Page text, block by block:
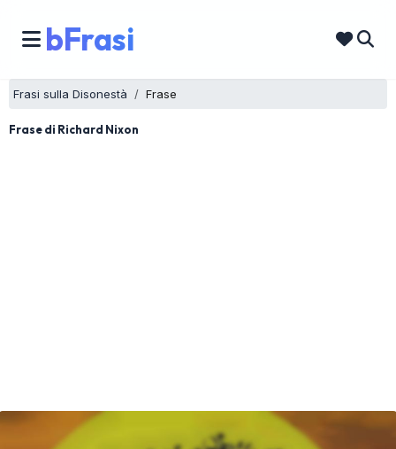
bFrasi
Frasi sulla Disonestà Frase
Frase di Richard Nixon